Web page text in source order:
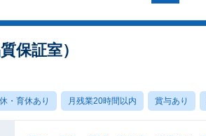
保証室）
・育休あり 月残業20時間以内 賞与あり